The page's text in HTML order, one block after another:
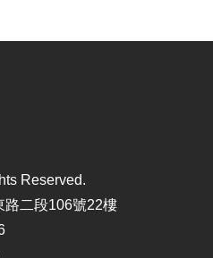
Reserved.
路二段106號22樓